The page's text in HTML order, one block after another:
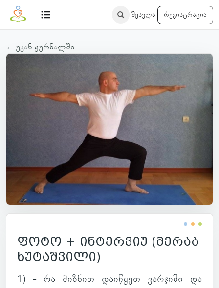
შესვლა რეგისტრაცია
← უკან ჟურნალში
ფოტო + ინტერვიუ (მერაბ
ხუტაშვილი)
1) - რა მიზ­ნით და­ი­წყეთ ვარ­ჯიში და